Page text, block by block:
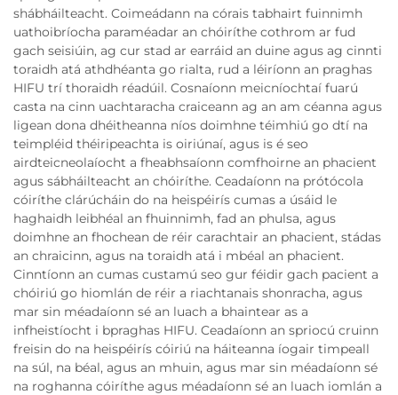
shábháilteacht. Coimeádann na córais tabhairt fuinnimh
uathoibríocha paraméadar an chóiríthe cothrom ar fud
gach seisiúin, ag cur stad ar earráid an duine agus ag cinnti
toraidh atá athdhéanta go rialta, rud a léiríonn an praghas
HIFU trí thoraidh réadúil. Cosnaíonn meicníochtaí fuarú
casta na cinn uachtaracha craiceann ag an am céanna agus
ligean dona dhéitheanna níos doimhne téimhiú go dtí na
teimpléid théiripeachta is oiriúnaí, agus is é seo
airdteicneolaíocht a fheabhsaíonn comfhoirne an phacient
agus sábháilteacht an chóiríthe. Ceadaíonn na prótócola
cóiríthe clárúcháin do na heispéirís cumas a úsáid le
haghaidh leibhéal an fhuinnimh, fad an phulsa, agus
doimhne an fhochean de réir carachtair an phacient, stádas
an chraicinn, agus na toraidh atá i mbéal an phacient.
Cinntíonn an cumas custamú seo gur féidir gach pacient a
chóiriú go hiomlán de réir a riachtanais shonracha, agus
mar sin méadaíonn sé an luach a bhaintear as a
infheistíocht i bpraghas HIFU. Ceadaíonn an spriocú cruinn
freisin do na heispéirís cóiriú na háiteanna íogair timpeall
na súl, na béal, agus an mhuin, agus mar sin méadaíonn sé
na roghanna cóiríthe agus méadaíonn sé an luach iomlán a